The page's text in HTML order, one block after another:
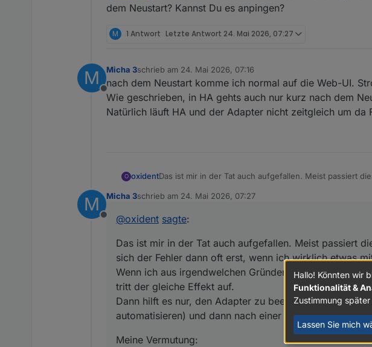
dem Neustart? Kannst Du es anpingen?
M 1 Antwort Letzte Antwort 24. Mai 2026, 07:27
M
Offline
Micha 3schrieb am 24. Mai 2026, 07:16
zuletzt editiert von
nach dem Neustart komme ich normal auf die Web-UI.
Wie geschrieben, in HA gehts auch nur kurz nach dem
Natürlich läuft HA und der Adapter nicht zeitgleich um da
O oxidentDas ist mir in der Tat auch aufgefallen. Meist passiert
Wenn ich aus irgendwelchen Gründen die
Dann hilft es nur, den Adapter zu beenden, den KLF
Meine Vermutung:
denkt daher, die Verbindung steht noch.
@micha-3
M
Offline
Micha 3schrieb am 24. Mai 2026, 07:27
zuletzt editiert von
@oxident sagte:
Das ist mir in der Tat auch aufgefallen. Meist passiert
sich der Fehler dann oft erst, wenn ich wirklich etwas
Wenn ich aus irgendwelchen Gründen die
tritt der gleiche Effekt auf.
Dann hilft es nur, den Adapter zu beenden, den KLF
automatisieren) und dann nach einer Minute den
Meine Vermutung:
Hallo! Könnten wir
Funktionalität &
Zustimmung
Lassen Sie mich